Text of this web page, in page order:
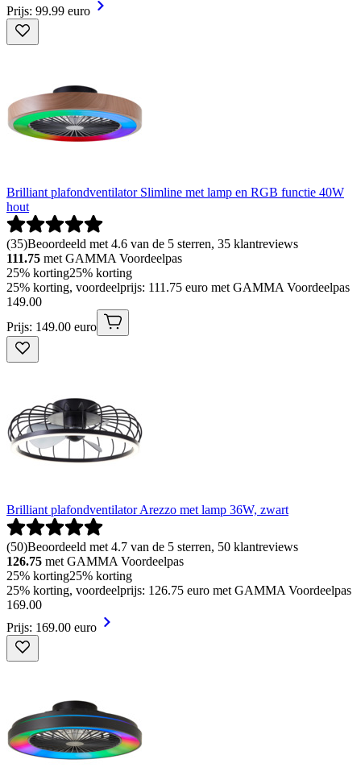
Prijs: 99.99 euro
Brilliant plafondventilator Slimline met lamp en RGB functie 40W
hout
(35)Beoordeeld met 4.6 van de 5 sterren, 35 klantreviews
111.75 met GAMMA Voordeelpas
25% korting25% korting
25% korting, voordeelprijs: 111.75 euro met GAMMA Voordeelpas
149.00
Prijs: 149.00 euro
Brilliant plafondventilator Arezzo met lamp 36W, zwart
(50)Beoordeeld met 4.7 van de 5 sterren, 50 klantreviews
126.75 met GAMMA Voordeelpas
25% korting25% korting
25% korting, voordeelprijs: 126.75 euro met GAMMA Voordeelpas
169.00
Prijs: 169.00 euro